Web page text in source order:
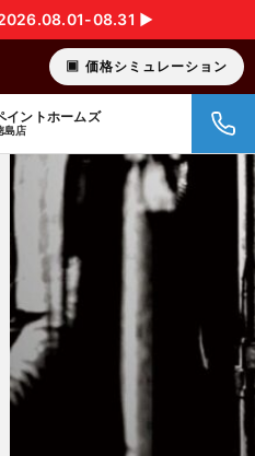
2026.08.01-08.31 ▶︎
価格シミュレーション
イントホームズ
島店